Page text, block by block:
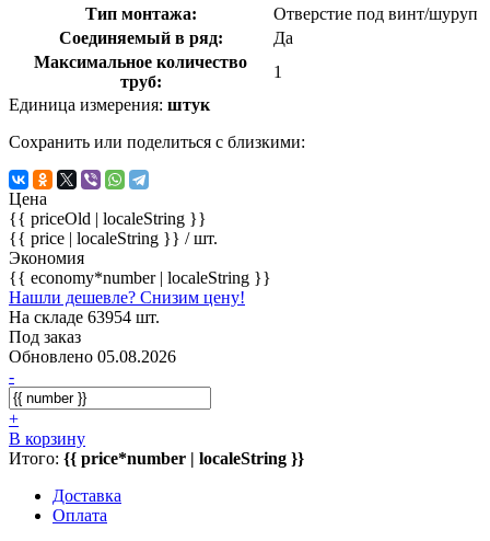
Тип монтажа:
Отверстие под винт/шуруп
Соединяемый в ряд:
Да
Максимальное количество
труб:
1
Единица измерения: штук
Сохранить или поделиться с близкими:
Цена
{{ priceOld | localeString }}
{{ price | localeString }} / шт.
Экономия
{{ economy*number | localeString }}
Нашли дешевле? Снизим цену!
На складе 63954 шт.
Под заказ
Обновлено 05.08.2026
-
+
В корзину
Итого: {{ price*number | localeString }}
Доставка
Оплата